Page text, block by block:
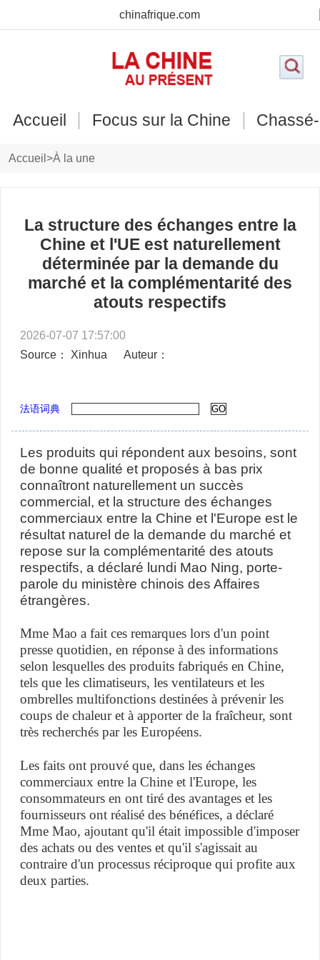
chinafrique.com
Accueil Focus sur la Chine
Accueil >À la une
La structure des échanges entre la
Chine et l'UE est naturellement
déterminée par la demande du
marché et la complémentarité des
atouts respectifs
2026-07-07 17:57:00
Source： Xinhua
Auteur：
法语词典
Les produits qui répondent aux besoins, sont
de bonne qualité et proposés à bas prix
connaîtront naturellement un succès
commercial, et la structure des échanges
commerciaux entre la Chine et l'Europe est le
résultat naturel de la demande du marché et
repose sur la complémentarité des atouts
respectifs, a déclaré lundi Mao Ning, porte-
parole du ministère chinois des Affaires
étrangères.
Mme Mao a fait ces remarques lors d'un point
presse quotidien, en réponse à des informations
selon lesquelles des produits fabriqués en Chine,
tels que les climatiseurs, les ventilateurs et les
ombrelles multifonctions destinées à prévenir les
coups de chaleur et à apporter de la fraîcheur, sont
très recherchés par les Européens.
Les faits ont prouvé que, dans les échanges
commerciaux entre la Chine et l'Europe, les
consommateurs en ont tiré des avantages et les
fournisseurs ont réalisé des bénéfices, a déclaré
Mme Mao, ajoutant qu'il était impossible d'imposer
des achats ou des ventes et qu'il s'agissait au
contraire d'un processus réciproque qui profite aux
deux parties.